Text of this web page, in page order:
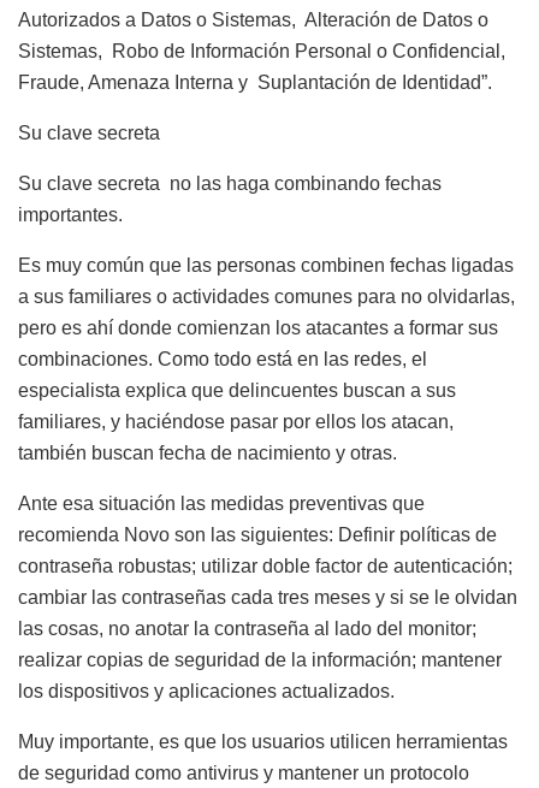
Autorizados a Datos o Sistemas, Alteración de Datos o
Sistemas, Robo de Información Personal o Confidencial,
Fraude, Amenaza Interna y Suplantación de Identidad”.
Su clave secreta
Su clave secreta no las haga combinando fechas
importantes.
Es muy común que las personas combinen fechas ligadas
a sus familiares o actividades comunes para no olvidarlas,
pero es ahí donde comienzan los atacantes a formar sus
combinaciones. Como todo está en las redes, el
especialista explica que delincuentes buscan a sus
familiares, y haciéndose pasar por ellos los atacan,
también buscan fecha de nacimiento y otras.
Ante esa situación las medidas preventivas que
recomienda Novo son las siguientes: Definir políticas de
contraseña robustas; utilizar doble factor de autenticación;
cambiar las contraseñas cada tres meses y si se le olvidan
las cosas, no anotar la contraseña al lado del monitor;
realizar copias de seguridad de la información; mantener
los dispositivos y aplicaciones actualizados.
Muy importante, es que los usuarios utilicen herramientas
de seguridad como antivirus y mantener un protocolo